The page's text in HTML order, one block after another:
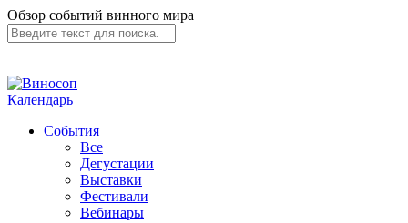
Обзор событий винного мира
Календарь
События
Все
Дегустации
Выставки
Фестивали
Вебинары